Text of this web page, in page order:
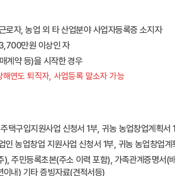
로자, 농업 외 타 산업분야 사업자등록증 소지자
만원 이상인 자
계약 등)을 시작한 경우
연도 퇴직자, 사업등록 말소자 가능
택구입지원사업 신청서 1부, 귀농 농업창업계획서
인 농업창업 지원사업 신청서 1부, 귀농 농업창업계
주민등록초본(주소 이력 포함), 가족관계증명서(
내) 기타 증빙자료(견적서등)